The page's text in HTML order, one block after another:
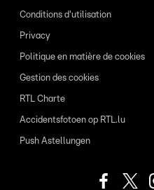
Conditions d'utilisation
Privacy
Politique en matière de cookies
Gestion des cookies
RTL Charte
Accidentsfotoen op RTL.lu
Push Astellungen